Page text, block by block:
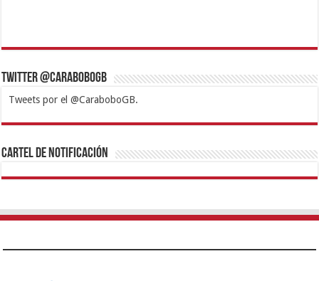
Twitter @CaraboboGB
Tweets por el @CaraboboGB.
1xbetBetturkeyBetistKralbetSupertotobetTipobetMatadorbetMariobet
https://mvbcasino.com/
Cartel de Notificación